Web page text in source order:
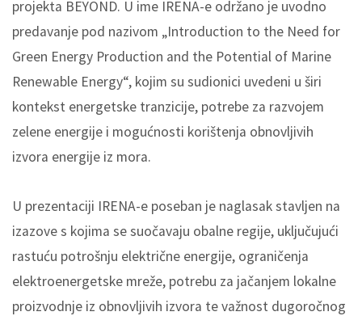
projekta BEYOND. U ime IRENA-e održano je uvodno
predavanje pod nazivom „Introduction to the Need for
Green Energy Production and the Potential of Marine
Renewable Energy“, kojim su sudionici uvedeni u širi
kontekst energetske tranzicije, potrebe za razvojem
zelene energije i mogućnosti korištenja obnovljivih
izvora energije iz mora.
U prezentaciji IRENA-e poseban je naglasak stavljen na
izazove s kojima se suočavaju obalne regije, uključujući
rastuću potrošnju električne energije, ograničenja
elektroenergetske mreže, potrebu za jačanjem lokalne
proizvodnje iz obnovljivih izvora te važnost dugoročnog